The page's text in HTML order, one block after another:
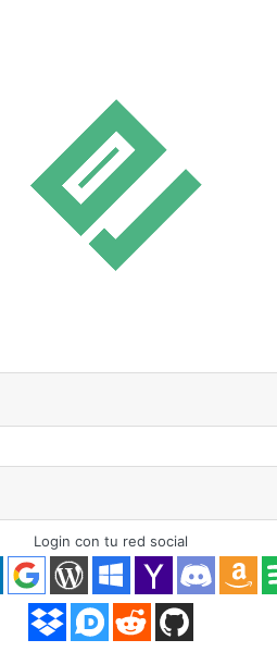
Acceder
Login con tu red social